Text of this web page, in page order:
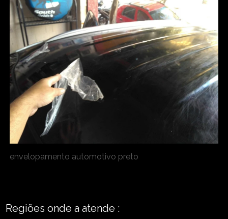
envelopamento automotivo preto
Regiões onde a atende :